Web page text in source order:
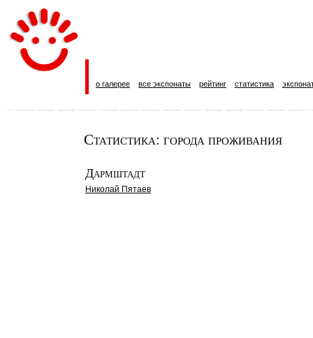
о галерее все экспонаты рейтинг статистика
Статистика: города проживания
Дармштадт
Николай Пятаев